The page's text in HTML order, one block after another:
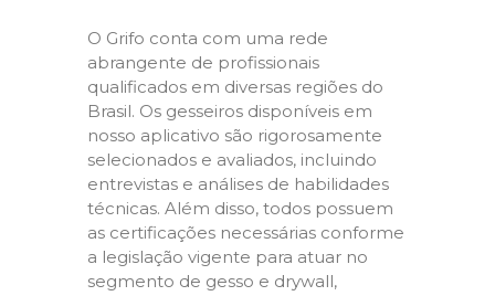
O Grifo conta com uma rede
abrangente de profissionais
qualificados em diversas regiões do
Brasil. Os gesseiros disponíveis em
nosso aplicativo são rigorosamente
selecionados e avaliados, incluindo
entrevistas e análises de habilidades
técnicas. Além disso, todos possuem
as certificações necessárias conforme
a legislação vigente para atuar no
segmento de gesso e drywall,